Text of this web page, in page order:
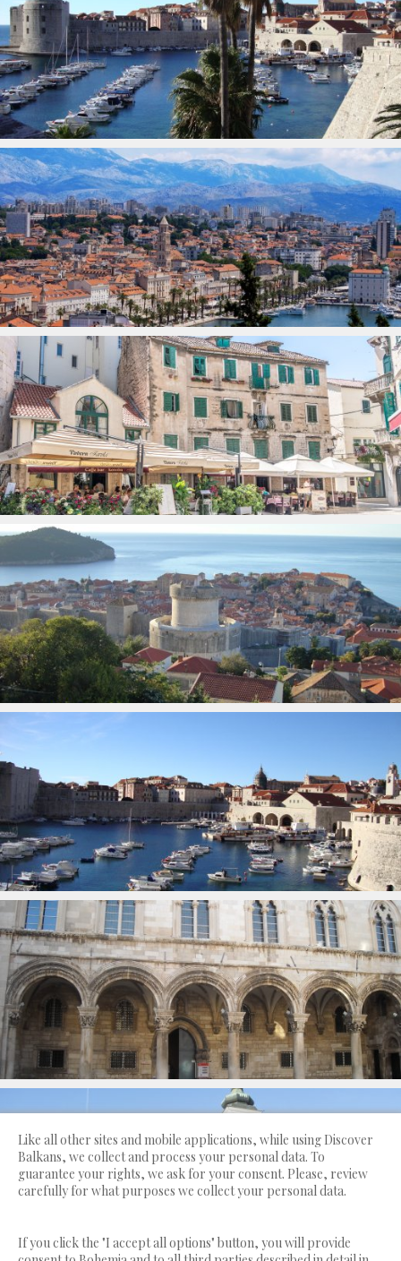
Like all other sites and mobile applications, while using Discover
Balkans, we collect and process your personal data. To
guarantee your rights, we ask for your consent. Please, review
carefully for what purposes we collect your personal data.
If you click the "I accept all options" button, you will provide